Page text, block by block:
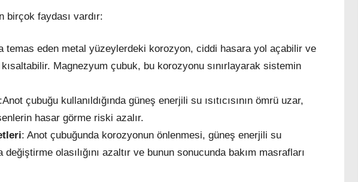
birçok faydası vardır:
temas eden metal yüzeylerdeki korozyon, ciddi hasara yol açabilir ve
kısaltabilir. Magnezyum çubuk, bu korozyonu sınırlayarak sistemin
:Anot çubuğu kullanıldığında güneş enerjili su ısıtıcısının ömrü uzar,
hasar görme riski azalır.
: Anot çubuğunda korozyonun önlenmesi, güneş enerjili su
değiştirme olasılığını azaltır ve bunun sonucunda bakım masrafları